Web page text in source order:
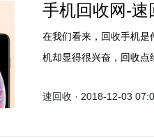
手机回收网-
在我们看来，回收手机
机却显得很兴奋，回收
了解一下。
速回收 · 2018-12-03